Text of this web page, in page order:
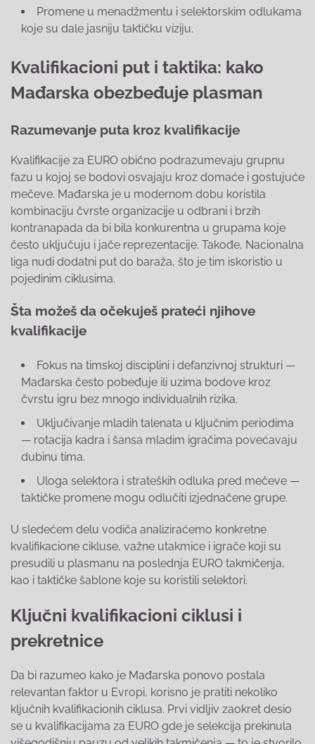
Promene u menadžmentu i selektorskim odlukama
koje su dale jasniju taktičku viziju.
Kvalifikacioni put i taktika: kako
Mađarska obezbeđuje plasman
Razumevanje puta kroz kvalifikacije
Kvalifikacije za EURO obično podrazumevaju grupnu
fazu u kojoj se bodovi osvajaju kroz domaće i gostujuće
mečeve. Mađarska je u modernom dobu koristila
kombinaciju čvrste organizacije u odbrani i brzih
kontranapada da bi bila konkurentna u grupama koje
često uključuju i jače reprezentacije. Takođe, Nacionalna
liga nudi dodatni put do baraža, što je tim iskoristio u
pojedinim ciklusima.
Šta možeš da očekuješ prateći njihove
kvalifikacije
Fokus na timskoj disciplini i defanzivnoj strukturi —
Mađarska često pobeđuje ili uzima bodove kroz
čvrstu igru bez mnogo individualnih rizika.
Uključivanje mladih talenata u ključnim periodima
— rotacija kadra i šansa mladim igračima povećavaju
dubinu tima.
Uloga selektora i strateških odluka pred mečeve —
taktičke promene mogu odlučiti izjednačene grupe.
U sledećem delu vodiča analiziraćemo konkretne
kvalifikacione cikluse, važne utakmice i igrače koji su
presudili u plasmanu na poslednja EURO takmičenja,
kao i taktičke šablone koje su koristili selektori.
Ključni kvalifikacioni ciklusi i
prekretnice
Da bi razumeo kako je Mađarska ponovo postala
relevantan faktor u Evropi, korisno je pratiti nekoliko
ključnih kvalifikacionih ciklusa. Prvi vidljiv zaokret desio
se u kvalifikacijama za EURO gde je selekcija prekinula